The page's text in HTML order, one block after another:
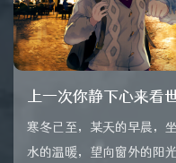
上一次你静下心来看
寒冬已至，某天的早晨，
水的温暖，望向窗外的阳